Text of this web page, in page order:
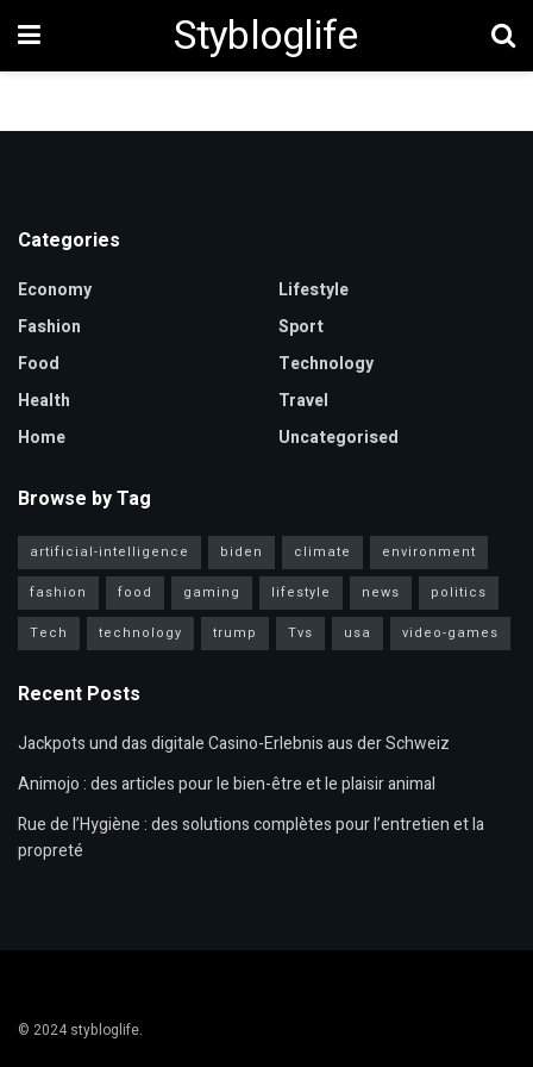
Stybloglife
Categories
Economy
Fashion
Food
Health
Home
Lifestyle
Sport
Technology
Travel
Uncategorised
Browse by Tag
artificial-intelligence biden climate
environment
fashion
food gaming lifestyle news
politics
Tech
technology trump Tvs usa video-games
Recent Posts
Jackpots und das digitale Casino-Erlebnis aus der Schweiz
Animojo : des articles pour le bien-être et le plaisir animal
Rue de l’Hygiène : des solutions complètes pour l’entretien et la
propreté
© 2024 stybloglife.